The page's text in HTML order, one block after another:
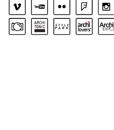
KOMMODE LINEA
KOMMODE LINEA HI